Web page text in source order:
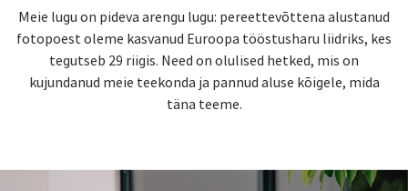
Meie lugu on pideva arengu lugu: pereettevõttena alustanud
fotopoest oleme kasvanud Euroopa tööstusharu liidriks, kes
tegutseb 29 riigis. Need on olulised hetked, mis on
kujundanud meie teekonda ja pannud aluse kõigele, mida
täna teeme.